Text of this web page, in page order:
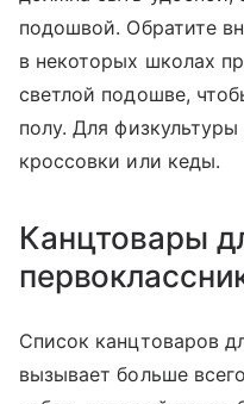
подошвой. Обратите
в некоторых школах
светлой подошве,
полу. Для
кроссовки или кеды.
Канцтовары
Список канцтоваров
вызывает больше